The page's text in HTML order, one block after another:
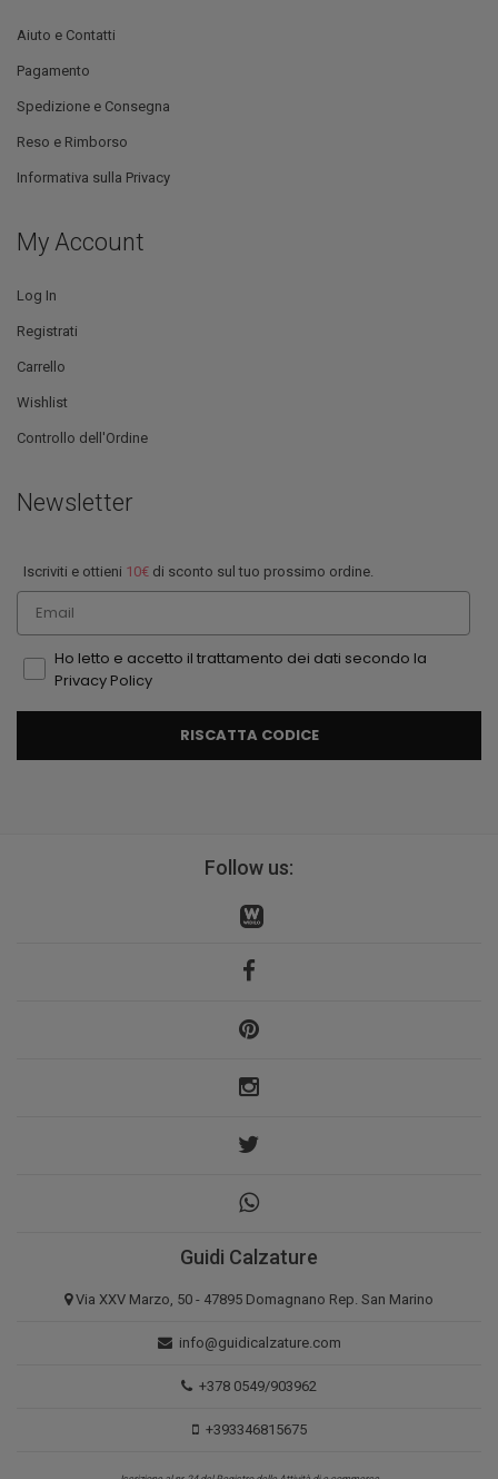
Aiuto e Contatti
Pagamento
Spedizione e Consegna
Reso e Rimborso
Informativa sulla Privacy
My Account
Log In
Registrati
Carrello
Wishlist
Controllo dell'Ordine
Newsletter
Iscriviti e ottieni 10€ di sconto sul tuo prossimo ordine.
Email
Ho letto e accetto il trattamento dei dati secondo la
Privacy Policy
RISCATTA CODICE
Follow us:
Guidi Calzature
Via XXV Marzo, 50 - 47895 Domagnano Rep. San Marino
info@guidicalzature.com
+378 0549/903962
+393346815675